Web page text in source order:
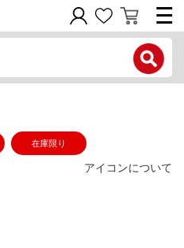
在庫限り
アイコンについて